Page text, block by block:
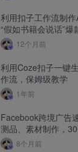
利用扣子工作流制
“假如书籍会说话”
12个月前
利用Coze扣子一键
作流，保姆级教学
1年前
Facebook跨境广告
测品、素材制作，
单出单8个月前